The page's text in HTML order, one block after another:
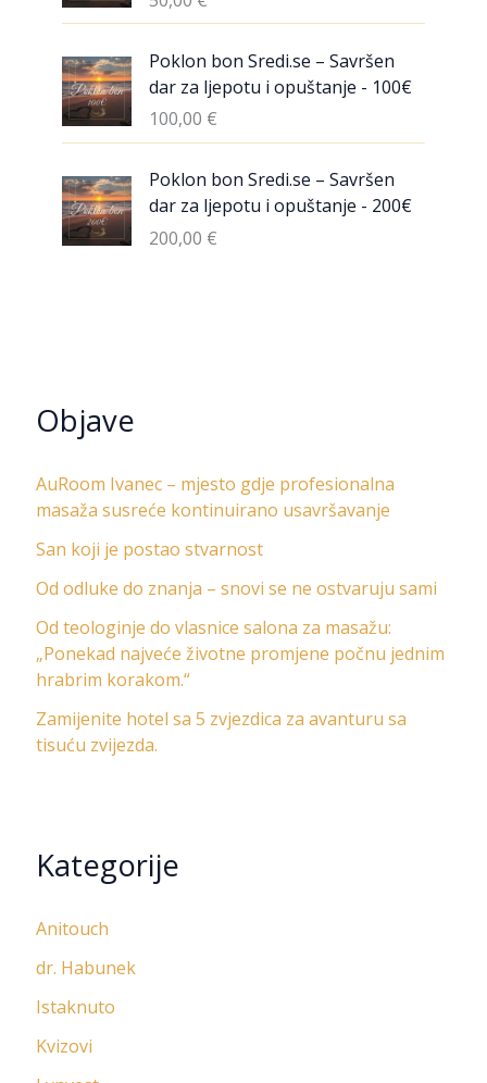
Poklon bon Sredi.se – Savršen
dar za ljepotu i opuštanje - 100€
100,00 €
Poklon bon Sredi.se – Savršen
dar za ljepotu i opuštanje - 200€
200,00 €
Objave
AuRoom Ivanec – mjesto gdje profesionalna
masaža susreće kontinuirano usavršavanje
San koji je postao stvarnost
Od odluke do znanja – snovi se ne ostvaruju sami
Od teologinje do vlasnice salona za masažu:
„Ponekad najveće životne promjene počnu jednim
hrabrim korakom.“
Zamijenite hotel sa 5 zvjezdica za avanturu sa
tisuću zvijezda.
Kategorije
Anitouch
dr. Habunek
Istaknuto
Kvizovi